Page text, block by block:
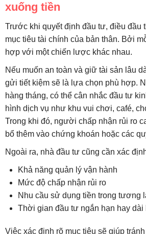
xuống tiền
Trước khi quyết định đầu tư, điều đầu
mục tiêu tài chính của bản thân. Bởi
hợp với một chiến lược khác nhau.
Nếu muốn an toàn và giữ tài sản lâu
gửi tiết kiệm sẽ là lựa chọn phù hợp.
hàng tháng, có thể cân nhắc đầu tư
hình dịch vụ như khu vui chơi, café,
Trong khi đó, người chấp nhận rủi ro
bổ thêm vào chứng khoán hoặc các
Ngoài ra, nhà đầu tư cũng cần xác
Khả năng quản lý vận hành
Mức độ chấp nhận rủi ro
Nhu cầu sử dụng tiền trong tương
Thời gian đầu tư ngắn hạn hay dài
Việc xác định rõ mục tiêu sẽ giúp